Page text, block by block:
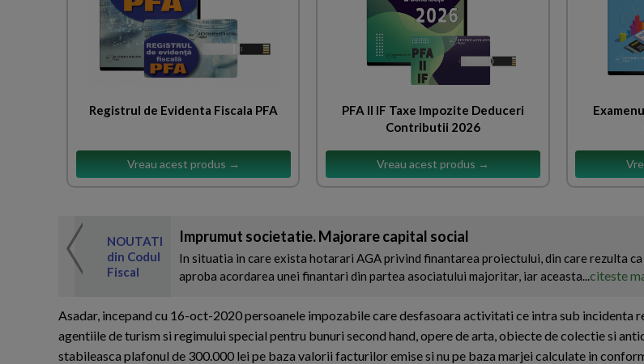
Registrul de Evidenta Fiscala PFA
Vreau acest produs →
PFA II IF Taxe Impozite Deduceri
Contributii 2026
Vreau acest produs →
NOUTATI
din Codul
Fiscal
Imprumut societatie. Majorare capital social
In situatia in care exista hotarari AGA privind finantarea proiectului, din care rezulta
aproba acordarea unei finantari din partea asociatului majoritar, iar aceasta...citeste
Asadar, incepand cu 16-oct-2020 persoanele impozabile care desfasoara activitati ce intra sub incidenta
agentiile de turism si regimului special pentru bunuri second hand, opere de arta, obiecte de colectie si
stabileasca plafonul de 300.000 lei pe baza valorii facturilor emise si nu pe baza marjei calculate in